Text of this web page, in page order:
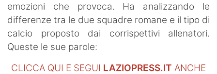
emozioni che provoca. Ha analizzando le
differenze tra le due squadre romane e il tipo di
calcio proposto dai corrispettivi allenatori.
Queste le sue parole:
CLICCA QUI E SEGUI LAZIOPRESS.IT ANCHE